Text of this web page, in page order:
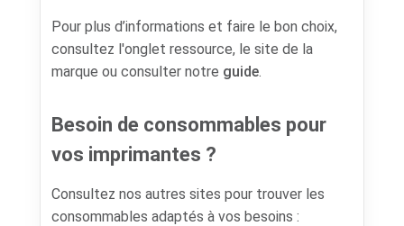
Pour plus d’informations et faire le bon choix,
consultez l'onglet ressource, le site de la
marque ou consulter notre guide.
Besoin de consommables pour
vos imprimantes ?
Consultez nos autres sites pour trouver les
consommables adaptés à vos besoins :